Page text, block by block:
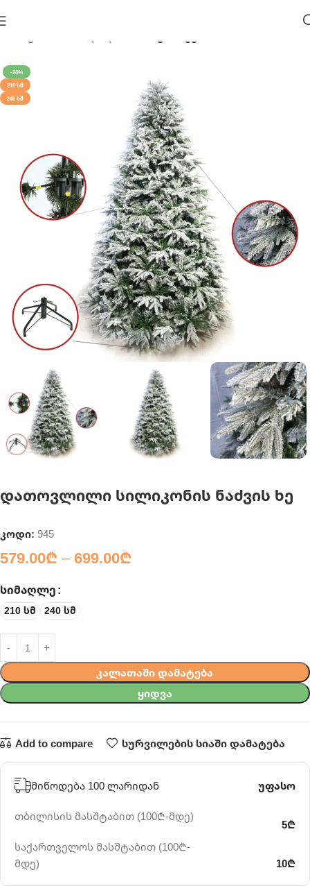
-28%
210 ᲡᲛ
240 ᲡᲛ
დათოვლილი სილიკონის ნაძვის ხე
კოდი: 945
579.00₾ – 699.00₾
ᲡᲘᲛᲐᲦᲚᲔ
210 სმ 240 სმ
ᲙᲐᲚᲐᲗᲐᲨᲘ ᲓᲐᲛᲐᲢᲔᲑᲐ
ᲧᲘᲓᲕᲐ
Add to compare სურვილების სიაში დამატება
მიწოდება 100 ლარიდან
თბილისის მასშტაბით (100₾-მდე)
საქართველოს მასშტაბით (100₾-
მდე)
უფასო
5₾
10₾